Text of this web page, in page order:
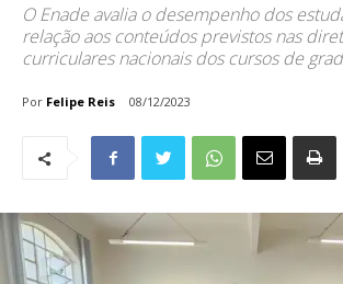
O Enade avalia o desempenho dos
relação aos conteúdos previstos nas
curriculares nacionais dos cursos de
Por Felipe Reis 08/12/2023